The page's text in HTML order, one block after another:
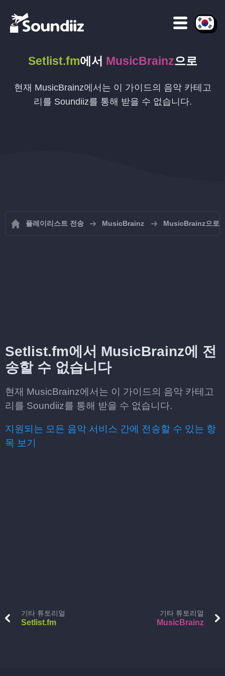
Setlist.fm에서 MusicBrainz으로
현재 MusicBrainz에서는 이 가이드의 음악 카테고
리를 Soundiiz를 통해 받을 수 없습니다.
플레이리스트 전송 MusicBrainz MusicBrainz으로
Setlist.fm에서 MusicBrainz에 전
송할 수 없습니다
현재 MusicBrainz에서는 이 가이드의 음악 카테고
리를 Soundiiz를 통해 받을 수 없습니다.
지원되는 모든 음악 서비스 간에 전송할 수 있는 항
목 보기
기타 튜토리얼
Setlist.fm
기타 튜토리얼
MusicBrainz